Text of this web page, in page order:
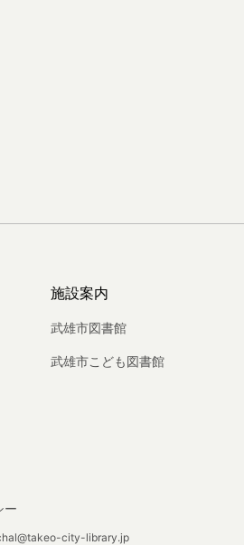
施設案内
武雄市図書館
武雄市こども図書館
city-library.jp
ー